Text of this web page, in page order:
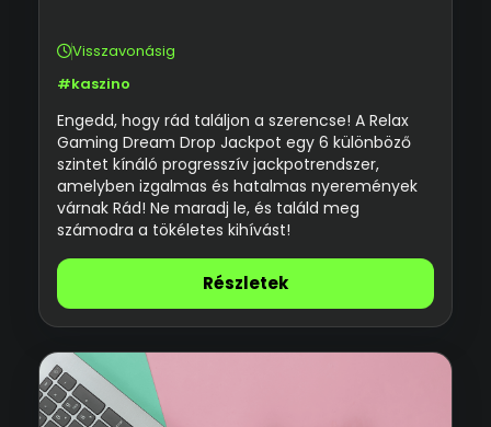
Visszavonásig
#kaszino
Engedd, hogy rád találjon a szerencse! A Relax
Gaming Dream Drop Jackpot egy 6 különböző
szintet kínáló progresszív jackpotrendszer,
amelyben izgalmas és hatalmas nyeremények
várnak Rád! Ne maradj le, és találd meg
számodra a tökéletes kihívást!
Részletek